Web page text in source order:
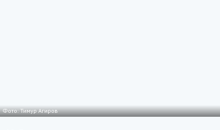
Фото: Тимур Агиров